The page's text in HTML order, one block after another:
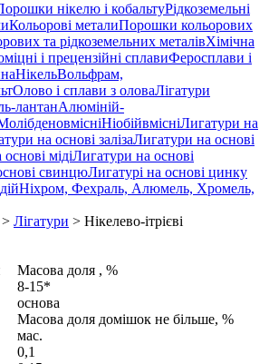
нікелю і кобальтуРідкоземельні
Кольорові металиПорошки кольорових
та рідкоземельних металівХімічна
і прецензійні сплавиФеросплави і
НікельВольфрам,
Олово і сплави з оловаЛігатури
лантанАлюміній-
НіобійвмісніЛигатури на
на основі залізаЛигатури на основі
мідіЛигатури на основі
свинцюЛигатурі на основі цинку
Ніхром, Фехраль, Алюмель, Хромель,
> Лігатури > Нікелево-ітрієві
Масова доля , %
8-15*
основа
Масова доля домішок не більше, %
мас.
0,1